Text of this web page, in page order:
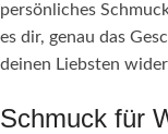
persönliches
es dir, genau das
deinen Liebsten
Schmuck für